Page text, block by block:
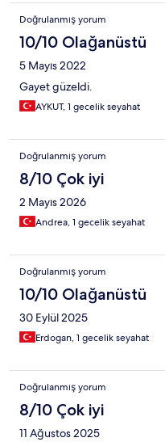
daha o yatak yuzunden
gorulur ve ona gore onlem
dusmeyelim diye kemerlerle
oldugu icin kimildamadan
ayaklarim yarim metre
Doğrulanmış yorum
10/10 Olağanüstü
5 Mayıs 2022
Gayet güzeldi.
AYKUT, 1 gecelik seyahat
Doğrulanmış yorum
8/10 Çok iyi
2 Mayıs 2026
Andrea, 1 gecelik seyahat
Doğrulanmış yorum
10/10 Olağanüstü
30 Eylül 2025
Erdogan, 1 gecelik seyahat
Doğrulanmış yorum
8/10 Çok iyi
11 Ağustos 2025